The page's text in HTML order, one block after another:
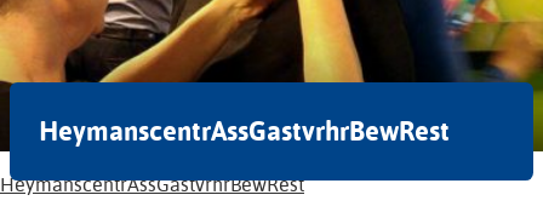
HeymanscentrAssGastvrhrBewRest
HeymanscentrAssGastvrhrBewRest